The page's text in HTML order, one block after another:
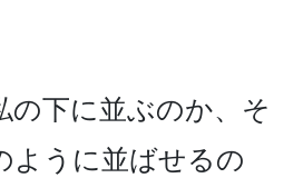
の下に並ぶのか、そ
ように並ばせるの